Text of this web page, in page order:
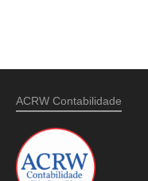
ACRW Contabilidade